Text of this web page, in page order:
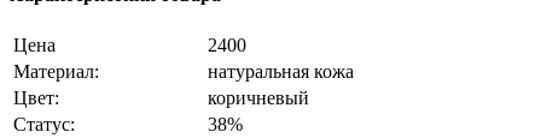
Цена
2400
Материал:
натуральная кожа
Цвет:
коричневый
Статус:
38%